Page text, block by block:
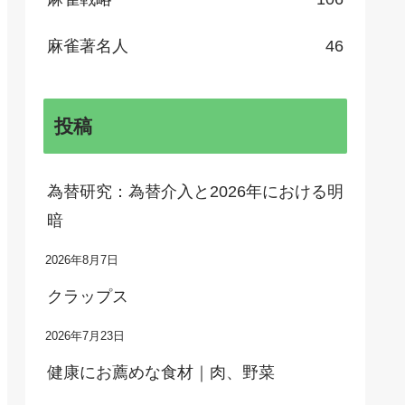
麻雀著名人 46
投稿
為替研究：為替介入と2026年における明
暗
2026年8月7日
クラップス
2026年7月23日
健康にお薦めな食材｜肉、野菜